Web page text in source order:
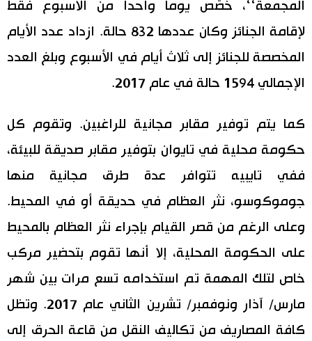
المجمعة‘‘، خُصّص يوما واحدا من الأسبوع فقط
لإقامة الجنائز وكان عددها 832 حالة. ازداد عدد الأيام
المخصصة للجنائز إلى ثلاث أيام في الأسبوع وبلغ العدد
الإجمالي 1594 حالة في عام 2017.
كما يتم توفير مقابر مجانية للراغبين. وتقوم كل
حكومة محلية في تايوان بتوفير مقابر صديقة للبيئة،
ففي تايبيه تتوافر عدة طرق مجانية منها
جوموكوسو، نثر العظام في حديقة أو في المحيط.
وعلى الرغم من قصر القيام بإجراء نثر العظام بالمحيط
على الحكومة المحلية، إلا أنها تقوم بتحضير مركب
خاص لتلك المهمة تم استخدامه تسع مرات بين شهر
مارس/ آذار ونوفمبر/ تشرين الثاني عام 2017. وتظل
كافة المصاريف من تكاليف النقل من قاعة الحرق إلى